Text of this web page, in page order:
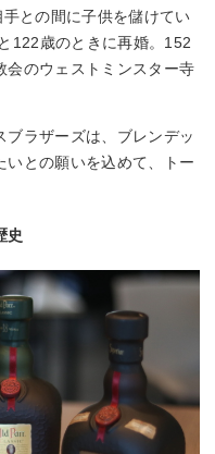
との間に子供を儲けてい
122歳のときに再婚。152
会のウェストミンスター寺
ブラザーズは、ブレンデッ
いとの願いを込めて、トー
史